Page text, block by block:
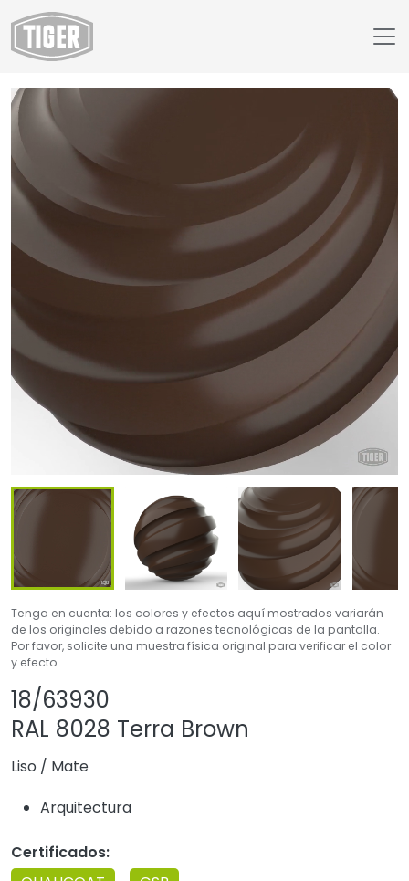
Finish Selector
18/63930 - RAL 8028 Terra Brown
Tenga en cuenta: los colores y efectos aquí mostrados variarán
de los originales debido a razones tecnológicas de la pantalla.
Por favor, solicite una muestra física original para verificar el color
y efecto.
18/63930
RAL 8028 Terra Brown
Liso / Mate
Arquitectura
Certificados: